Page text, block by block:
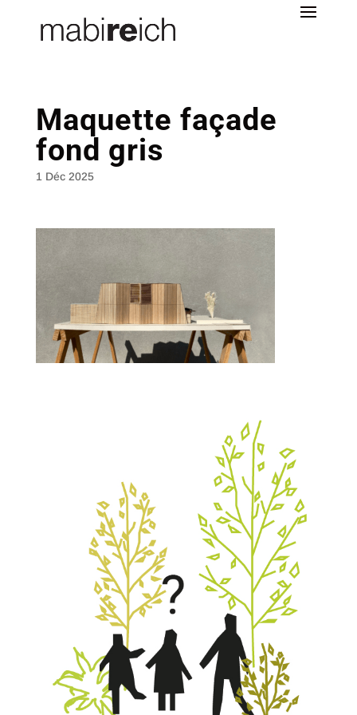
Maquette façade
fond gris
1 Déc 2025